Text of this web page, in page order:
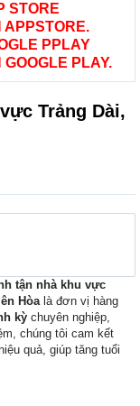
STORE
APPSTORE.
PPLAY
PLAY.
Trảng Dài,
tận nhà khu vực
Hòalà đơn vị hàng
kỳ chuyên nghiệp,
chúng tôi cam kết
quả, giúp tăng tuổi